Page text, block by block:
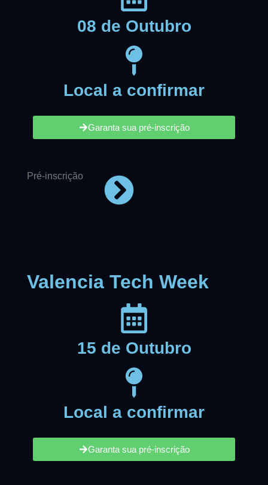
08 de Outubro
Local a confirmar
Garanta sua pré-inscrição
Pré-inscrição
Valencia Tech Week
15 de Outubro
Local a confirmar
Garanta sua pré-inscrição